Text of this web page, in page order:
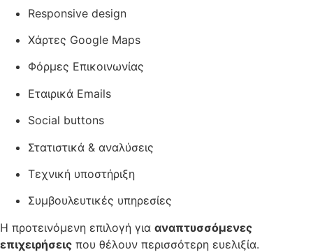
Responsive design
Χάρτες Google Maps
Φόρμες Επικοινωνίας
Εταιρικά Emails
Social buttons
Στατιστικά & αναλύσεις
Τεχνική υποστήριξη
Συμβουλευτικές υπηρεσίες
Η προτεινόμενη επιλογή για αναπτυσσόμενες
επιχειρήσεις που θέλουν περισσότερη ευελιξία.